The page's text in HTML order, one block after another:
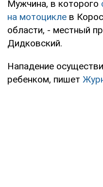
Мужчина, в которого
на мотоцикле в
области, - местный
Дидковский.
Нападение
ребенком, пишет